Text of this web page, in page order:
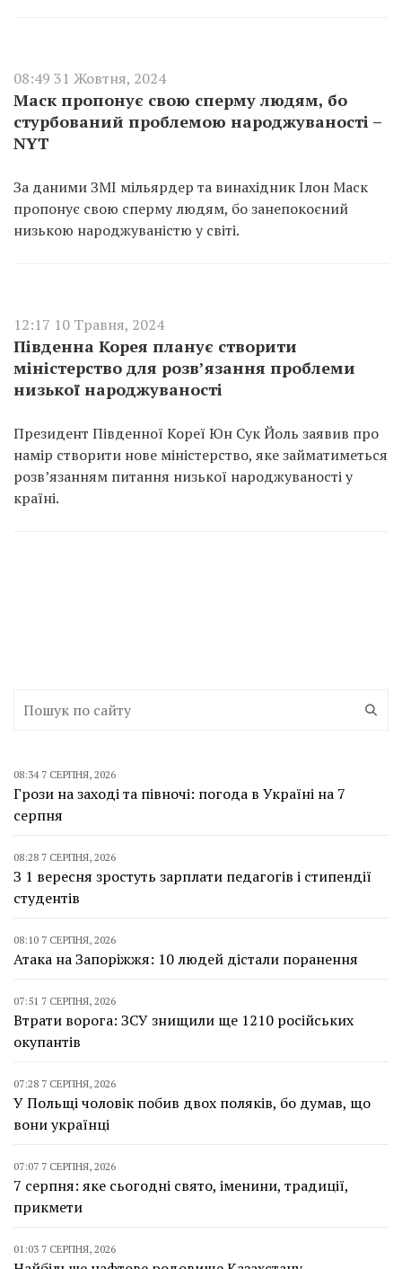
08:49 31 Жовтня, 2024
Маск пропонує свою сперму людям, бо
стурбований проблемою народжуваності –
NYT
За даними ЗМІ мільярдер та винахідник Ілон Маск
пропонує свою сперму людям, бо занепокоєний
низькою народжуваністю у світі.
12:17 10 Травня, 2024
Південна Корея планує створити
міністерство для розв’язання проблеми
низької народжуваності
Президент Південної Кореї Юн Сук Йоль заявив про
намір створити нове міністерство, яке займатиметься
розв’язанням питання низької народжуваності у
країні.
08:34 7 СЕРПНЯ, 2026
Грози на заході та півночі: погода в Україні на 7
серпня
08:28 7 СЕРПНЯ, 2026
З 1 вересня зростуть зарплати педагогів і стипендії
студентів
08:10 7 СЕРПНЯ, 2026
Атака на Запоріжжя: 10 людей дістали поранення
07:51 7 СЕРПНЯ, 2026
Втрати ворога: ЗСУ знищили ще 1210 російських
окупантів
07:28 7 СЕРПНЯ, 2026
У Польщі чоловік побив двох поляків, бо думав, що
вони українці
07:07 7 СЕРПНЯ, 2026
7 серпня: яке сьогодні свято, іменини, традиції,
прикмети
01:03 7 СЕРПНЯ, 2026